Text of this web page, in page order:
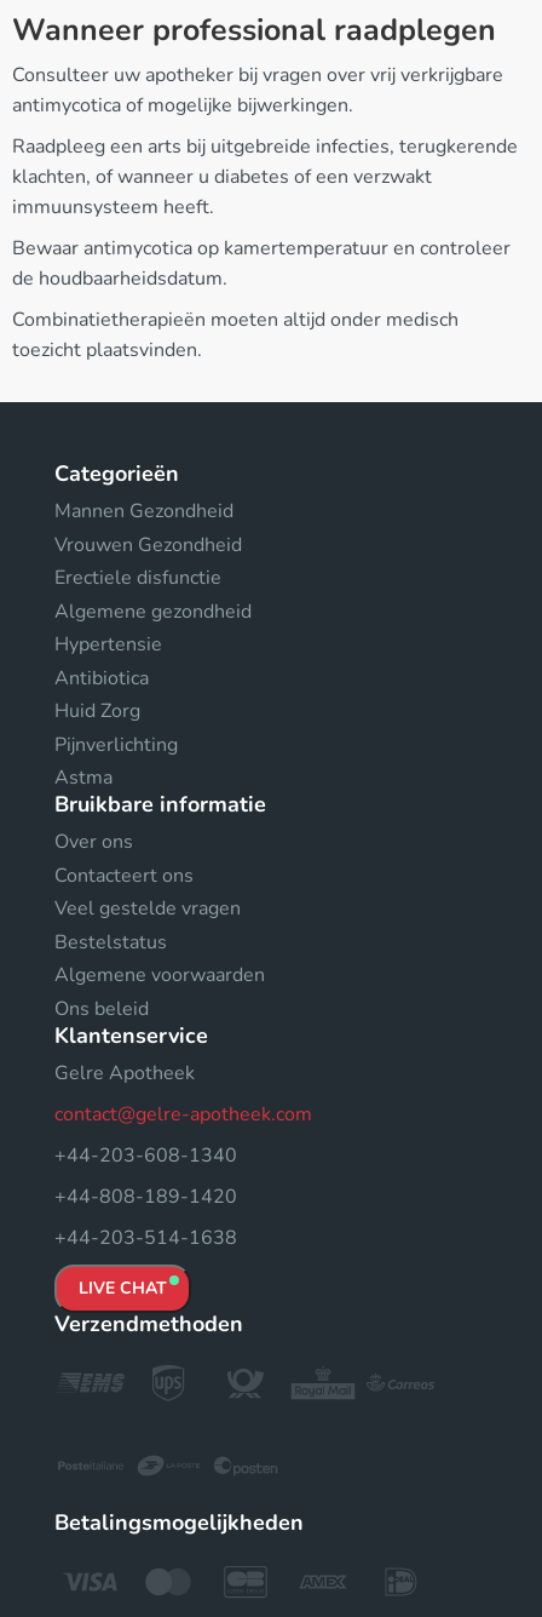
Wanneer professional raadplegen
Consulteer uw apotheker bij vragen over vrij verkrijgbare
antimycotica of mogelijke bijwerkingen.
Raadpleeg een arts bij uitgebreide infecties, terugkerende
klachten, of wanneer u diabetes of een verzwakt
immuunsysteem heeft.
Bewaar antimycotica op kamertemperatuur en controleer
de houdbaarheidsdatum.
Combinatietherapieën moeten altijd onder medisch
toezicht plaatsvinden.
Categorieën
Mannen Gezondheid
Vrouwen Gezondheid
Erectiele disfunctie
Algemene gezondheid
Hypertensie
Antibiotica
Huid Zorg
Pijnverlichting
Astma
Bruikbare informatie
Over ons
Contacteert ons
Veel gestelde vragen
Bestelstatus
Algemene voorwaarden
Ons beleid
Klantenservice
Gelre Apotheek
contact@gelre-apotheek.com
+44-203-608-1340
+44-808-189-1420
+44-203-514-1638
LIVE CHAT
Verzendmethoden
Betalingsmogelijkheden